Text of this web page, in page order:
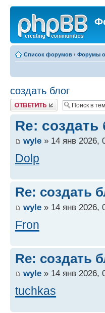
Список форумов ‹ Форумы о
создать блог
Ответить
Re: создать
wyle » 14 янв 2026,
Dolp
Re: создать
wyle » 14 янв 2026,
Fron
Re: создать
wyle » 14 янв 2026,
tuchkas